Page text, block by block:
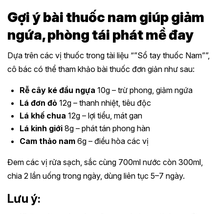
Gợi ý bài thuốc nam giúp giảm
ngứa, phòng tái phát mề đay
Dựa trên các vị thuốc trong tài liệu “”Sổ tay thuốc Nam””,
cô bác có thể tham khảo bài thuốc đơn giản như sau:
Rễ cây ké đầu ngựa 10g – trừ phong, giảm ngứa
Lá đơn đỏ 12g – thanh nhiệt, tiêu độc
Lá khế chua 12g – lợi tiểu, mát gan
Lá kinh giới 8g – phát tán phong hàn
Cam thảo nam 6g – điều hòa các vị
Đem các vị rửa sạch, sắc cùng 700ml nước còn 300ml,
chia 2 lần uống trong ngày, dùng liên tục 5–7 ngày.
Lưu ý: